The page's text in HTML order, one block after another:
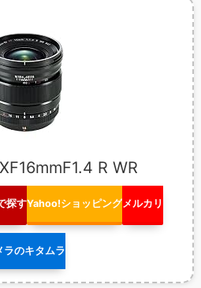
R WR
探すYahoo!ショッピングメルカリ
ラのキタムラ